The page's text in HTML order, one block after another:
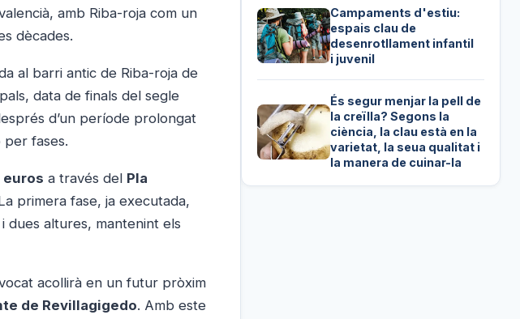
amb Riba-roja com un
dècades.
al barri antic de Riba-roja de
data de finals del segle
d’un període prolongat
per fases.
a través del Pla
primera fase, ja executada,
dues altures, mantenint els
acollirà en un futur pròxim
de Revillagigedo. Amb este
Campaments d'estiu:
espais clau de
desenrotllament infantil
i juvenil
És segur menjar la pell de
la creïlla? Segons la
ciència, la clau està en la
varietat, la seua qualitat i
la manera de cuinar-la